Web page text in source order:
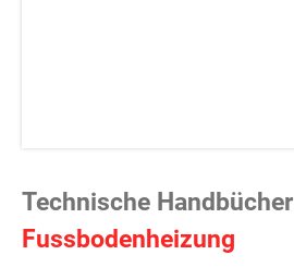
Technische Handbücher
Fussbodenheizung